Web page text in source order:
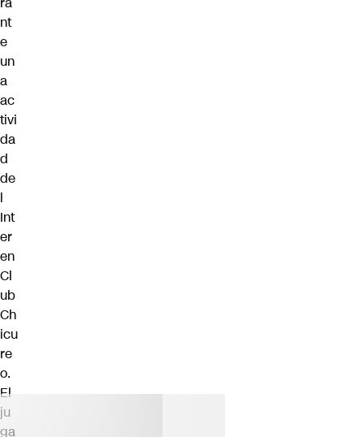
nt
e
un
a
ac
tivi
da
d
de
l
Int
er
en
Cl
ub
Ch
icu
re
o.
El
ju
ga